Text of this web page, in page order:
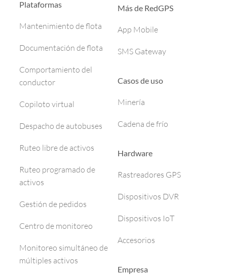
Plataformas
Mantenimiento de flota
Documentación de flota
Comportamiento del
conductor
Copiloto virtual
Despacho de autobuses
Ruteo libre de activos
Ruteo programado de
activos
Gestión de pedidos
Centro de monitoreo
Monitoreo simultáneo de
múltiples activos
Más de RedGPS
App Mobile
SMS Gateway
Casos de uso
Minería
Cadena de frío
Hardware
Rastreadores GPS
Dispositivos DVR
Dispositivos IoT
Accesorios
Empresa